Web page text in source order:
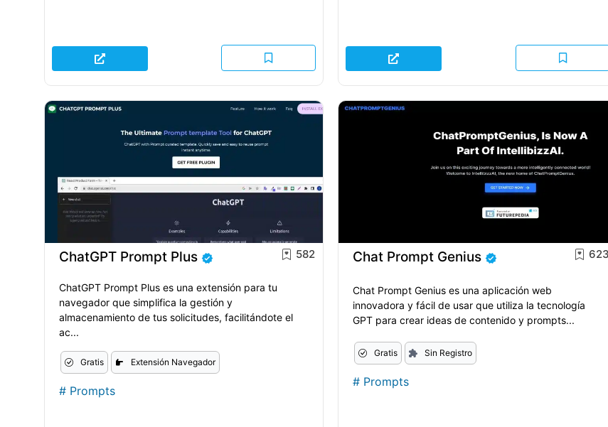
ChatGPT Prompt Plus 582
ChatGPT Prompt Plus es una extensión para tu
navegador que simplifica la gestión y
almacenamiento de tus solicitudes, facilitándote el
ac...
Gratis Extensión Navegador
# Prompts
Chat Prompt Genius 623
Chat Prompt Genius es una aplicación web
innovadora y fácil de usar que utiliza la tecnología
GPT para crear ideas de contenido y prompts...
Gratis Sin Registro
# Prompts